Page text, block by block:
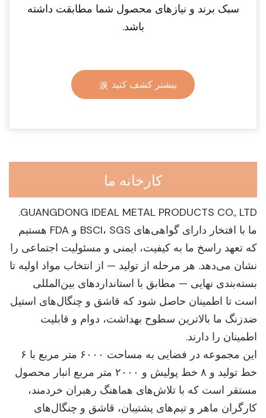
سبک برند و نیازهای محصول شما مطابقت داشته
باشد.
بیشتر کشف کنید
کارخانه ما
GUANGDONG IDEAL METAL PRODUCTS CO., LTD.
ما با افتخار دارای گواهی‌های BSCI، SGS و FDA هستیم
که تعهد راسخ ما به کیفیت، ایمنی و مسئولیت اجتماعی را
نشان می‌دهد. هر مرحله از تولید — از انتخاب مواد اولیه تا
بسته‌بندی نهایی — مطابق با استانداردهای بین‌المللی
است تا اطمینان حاصل شود که قاشق و چنگال‌های استیل
ضدزنگ ما بالاترین سطوح بهداشت، دوام و قابلیت
اطمینان را دارند.
این مجموعه در فضایی به مساحت ۶۰۰۰ متر مربع با ۶
خط تولید و ۸ خط پولیش و ۲۰۰۰ متر مربع انبار محصول
مستقر است که با تلاش‌های هماهنگ رهبران خردمند،
کارگران ماهر و تیم‌های پشتیبان، قاشق و چنگال‌های